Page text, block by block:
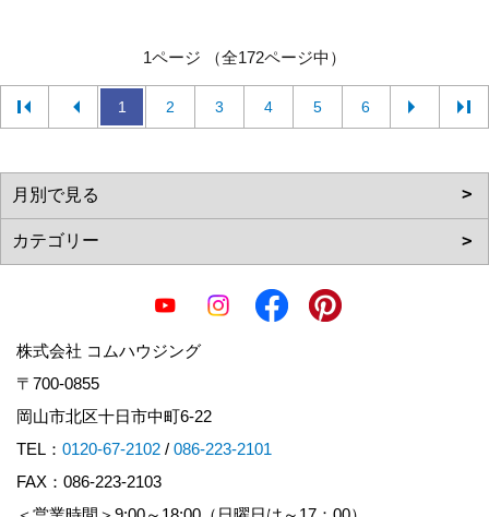
1ページ （全172ページ中）
1 2 3 4 5 6
株式会社 コムハウジング
〒700-0855
岡山市北区十日市中町6-22
TEL： 0120-67-2102 / 086-223-2101
FAX：086-223-2103